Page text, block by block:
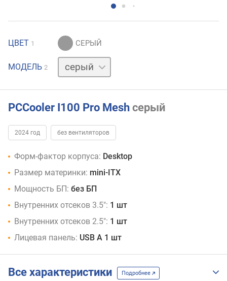
ЦВЕТ 1
МОДЕЛЬ 2
белый
PCCooler I100 Pro Mesh серый
2024 год без вентиляторов
Форм-фактор корпуса: Desktop
Размер материнки: mini-ITX
Мощность БП: без БП
Внутренних отсеков 3.5": 1 шт
Внутренних отсеков 2.5": 1 шт
Лицевая панель: USB A 1 шт
Все характеристики Подробнее